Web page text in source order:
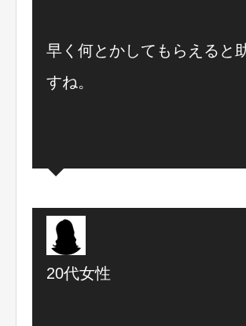
早く何とかしてもらえると
すね。
20代女性